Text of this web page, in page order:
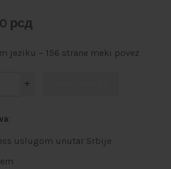
рсд
jeziku – 156 strane meki povez
uslugom unutar Srbije